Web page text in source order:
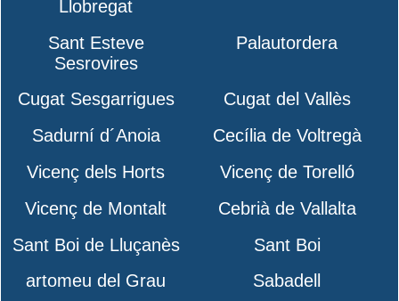
Llobregat
Sant Esteve
Sesrovires
Palautordera
Cugat Sesgarrigues
Cugat del Vallès
Sadurní d´Anoia
Cecília de Voltregà
Vicenç dels Horts
Vicenç de Torelló
Vicenç de Montalt
Cebrià de Vallalta
Sant Boi de Lluçanès
Sant Boi
artomeu del Grau
Sabadell